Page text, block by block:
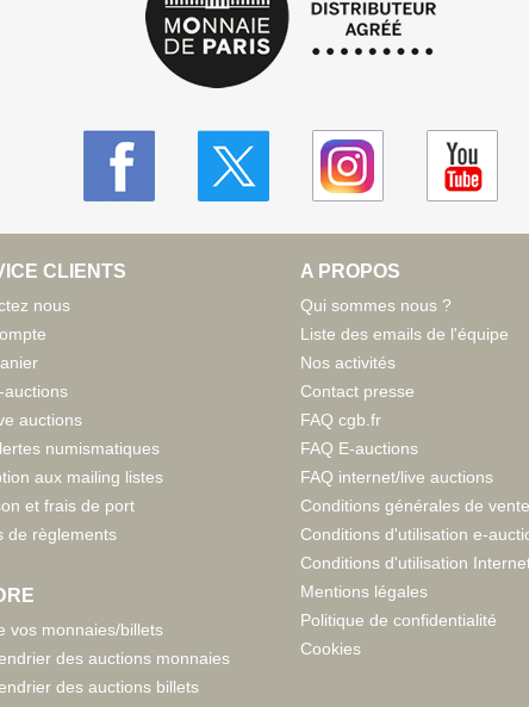
CLIENTS
nous
auctions
auctions
numismatiques
aux mailing listes
et frais de port
de règlements
vos monnaies/billets
des auctions monnaies
des auctions billets
A PROPOS
Qui sommes nous ?
Liste des emails de l'équipe
Nos activités
Contact presse
FAQ cgb.fr
FAQ E-auctions
FAQ internet/live auctions
Conditions générales de vente
Conditions d'utilisation e-
Conditions d'utilisation
Mentions légales
Politique de confidentialité
Cookies